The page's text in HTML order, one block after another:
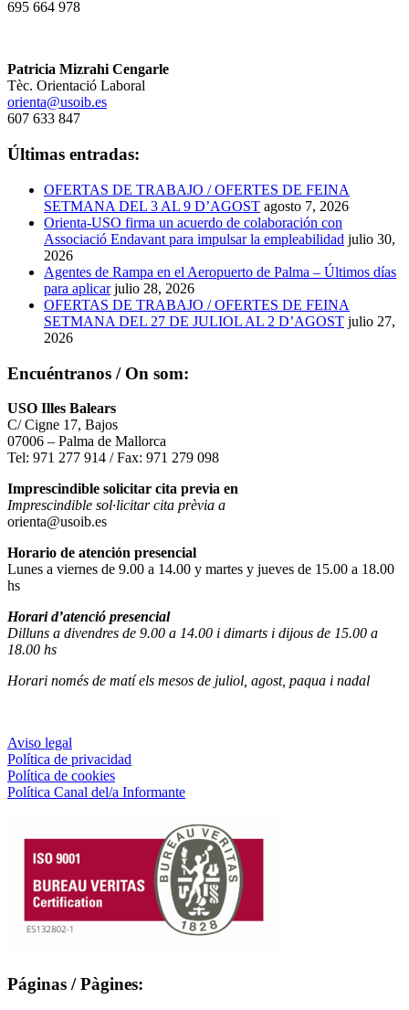
695 664 978
Patricia Mizrahi Cengarle
Tèc. Orientació Laboral
orienta@usoib.es
607 633 847
Últimas entradas:
OFERTAS DE TRABAJO / OFERTES DE FEINA
SETMANA DEL 3 AL 9 D’AGOST agosto 7, 2026
Orienta-USO firma un acuerdo de colaboración con
Associació Endavant para impulsar la empleabilidad julio 30,
2026
Agentes de Rampa en el Aeropuerto de Palma – Últimos días
para aplicar julio 28, 2026
OFERTAS DE TRABAJO / OFERTES DE FEINA
SETMANA DEL 27 DE JULIOL AL 2 D’AGOST julio 27,
2026
Encuéntranos / On som:
USO Illes Balears
C/ Cigne 17, Bajos
07006 – Palma de Mallorca
Tel: 971 277 914 / Fax: 971 279 098
Imprescindible solicitar cita previa en
Imprescindible sol·licitar cita prèvia a
orienta@usoib.es
Horario de atención presencial
Lunes a viernes de 9.00 a 14.00 y martes y jueves de 15.00 a 18.00
hs
Horari d’atenció presencial
Dilluns a divendres de 9.00 a 14.00 i dimarts i dijous de 15.00 a
18.00 hs
Horari només de matí els mesos de juliol, agost, paqua i nadal
Aviso legal
Política de privacidad
Política de cookies
Política Canal del/a Informante
Páginas / Pàgines: